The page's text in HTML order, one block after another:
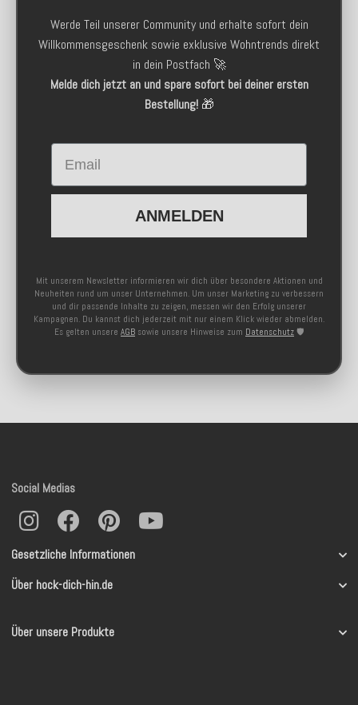
Werde Teil unserer Community und erhalte sofort dein
Willkommensgeschenk sowie exklusive Wohntrends direkt
in dein Postfach 🚀
Melde dich jetzt an und spare sofort bei deiner ersten
Bestellung!🎁
Email
ANMELDEN
Mit unserem Newsletter informieren wir dich über besondere Aktionen und
Neuheiten rund um unser Unternehmen. Um unser Marketing zu verbessern
und dir passende Inhalte zu zeigen, messen wir den Erfolg unserer
Kampagnen. Du kannst dich jederzeit mit nur einem Klick wieder abmelden.
Es gelten unsere AGB sowie unsere Hinweise zum Datenschutz 🛡️
Gesetzliche Informationen
Über hock-dich-hin.de
Über unsere Produkte
Social Medias